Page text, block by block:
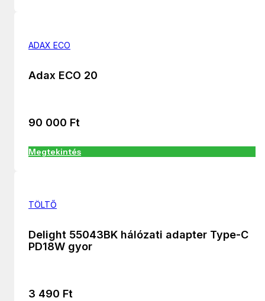
ADAX ECO
Adax ECO 20
90 000 Ft
Megtekintés
TÖLTŐ
Delight 55043BK hálózati adapter Type-C
PD18W gyor
3 490 Ft